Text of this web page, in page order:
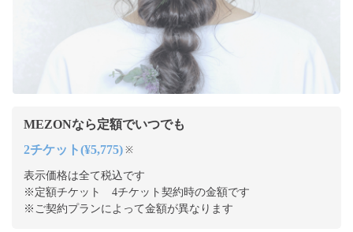
MEZONなら定額でいつでも
2チケット(¥5,775) ※
表示価格は全て税込です
※定額チケット 4チケット契約時の金額です
※ご契約プランによって金額が異なります